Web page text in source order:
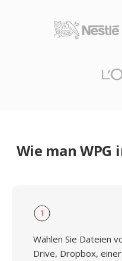
Wie man
1
Wählen Sie Dateien
Drive, Dropbox,